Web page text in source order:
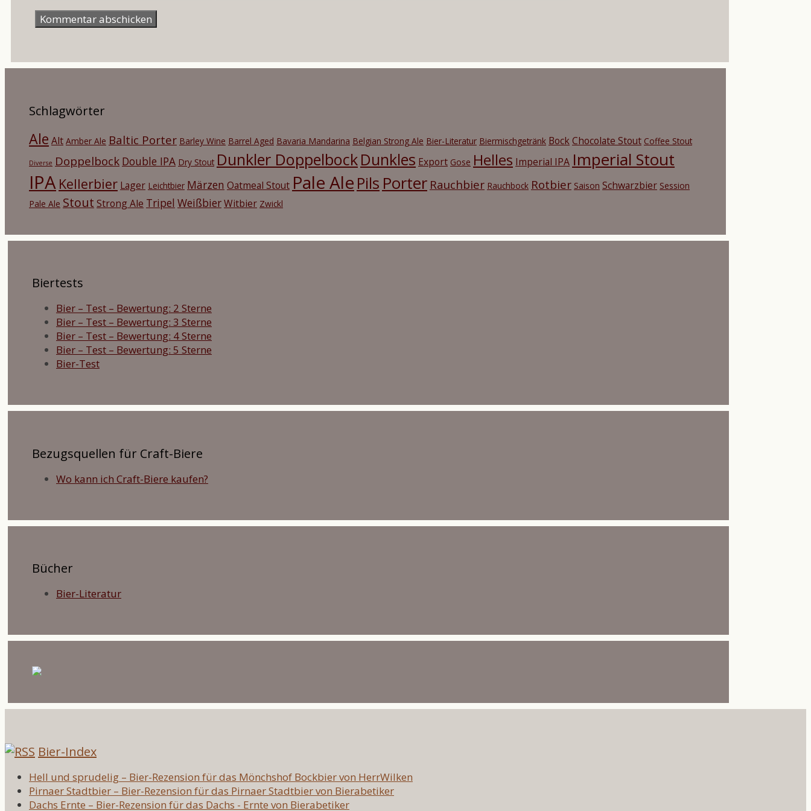
Mail-
Schlagwörter
Ale Alt Amber Ale Baltic Porter Barley Wine Barrel Aged Bavaria Mandarina Belgian Strong Ale Bier-Literatur Biermischgetränk BockChocolate Stout Coffee Stout
Diverse Doppelbock Double IPA Dry Stout Dunkler DoppelbockDunkles Export Gose Helles Imperial IPA Imperial Stout
IPA Kellerbier Lager Leichtbier Märzen Oatmeal Stout Pale Ale Pils Porter Rauchbier Rauchbock Rotbier Saison Schwarzbier Session
Pale Ale Stout Strong Ale Tripel WeißbierWitbier Zwickl
Biertests
Bier – Test – Bewertung: 2 Sterne
Bier – Test – Bewertung: 3 Sterne
Bier – Test – Bewertung: 4 Sterne
Bier – Test – Bewertung: 5 Sterne
Bier-Test
Bezugsquellen für Craft-Biere
Wo kann ich Craft-Biere kaufen?
Bücher
Bier-Literatur
Bier-Index
Hell und sprudelig – Bier-Rezension für das Mönchshof Bockbier von HerrWilken
Pirnaer Stadtbier – Bier-Rezension für das Pirnaer Stadtbier von Bierabetiker
Dachs Ernte – Bier-Rezension für das Dachs - Ernte von Bierabetiker